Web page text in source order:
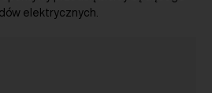
elektrycznych.